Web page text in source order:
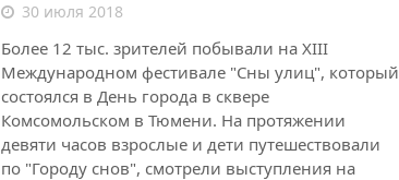
30 июля 2018
Более 12 тыс. зрителей побывали на XIII
Международном фестивале "Сны улиц", который
состоялся в День города в сквере
Комсомольском в Тюмени. На протяжении
девяти часов взрослые и дети путешествовали
по "Городу снов", смотрели выступления на